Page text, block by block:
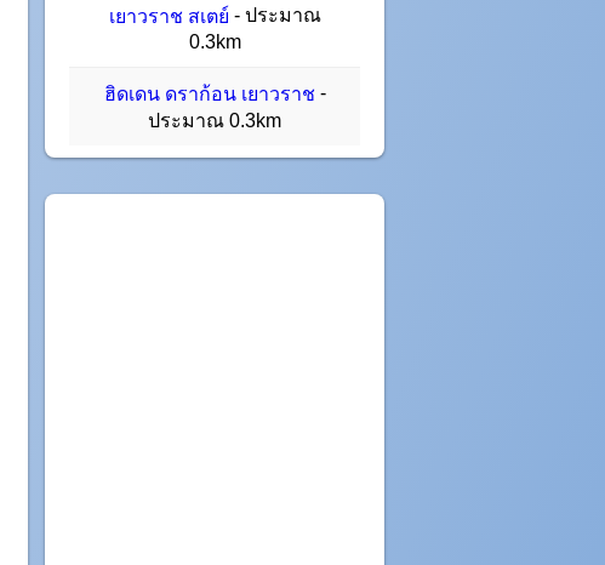
เยาวราช สเตย์ - ประมาณ
0.3km
ฮิดเดน ดราก้อน เยาวราช -
ประมาณ 0.3km